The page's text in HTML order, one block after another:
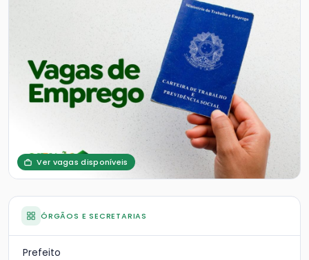
Ver vagas disponíveis
ÓRGÃOS E SECRETARIAS
Prefeito